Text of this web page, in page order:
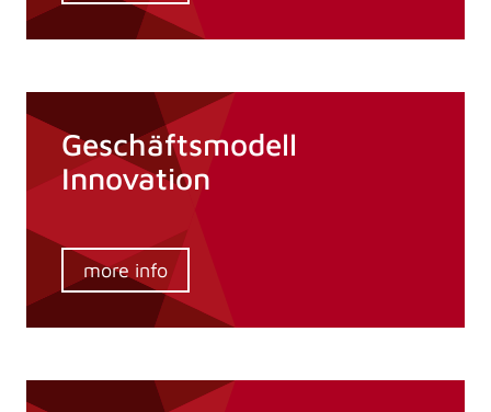
Geschäftsmodell
Innovation
more info